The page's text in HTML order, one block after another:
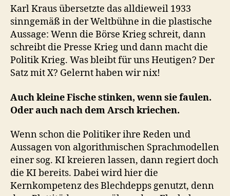
Karl Kraus übersetzte das alldieweil 1933
sinngemäß in der Weltbühne in die plastische
Aussage: Wenn die Börse Krieg schreit, dann
schreibt die Presse Krieg und dann macht die
Politik Krieg. Was bleibt für uns Heutigen? Der
Satz mit X? Gelernt haben wir nix!
Auch kleine Fische stinken, wenn sie faulen.
Oder auch nach dem Arsch kriechen.
Wenn schon die Politiker ihre Reden und
Aussagen von algorithmischen Sprachmodellen
einer sog. KI kreieren lassen, dann regiert doch
die KI bereits. Dabei wird hier die
Kernkompetenz des Blechdepps genutzt, denn